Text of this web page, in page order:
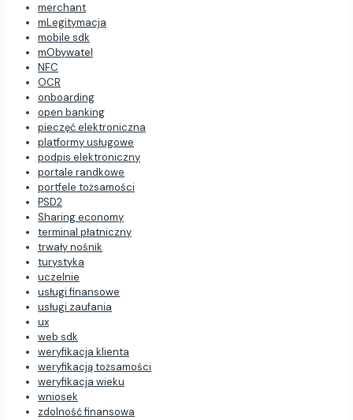
merchant
mLegitymacja
mobile sdk
mObywatel
NFC
OCR
onboarding
open banking
pieczęć elektroniczna
platformy usługowe
podpis elektroniczny
portale randkowe
portfele tożsamości
PSD2
Sharing economy
terminal płatniczny
trwały nośnik
turystyka
uczelnie
usługi finansowe
usługi zaufania
ux
web sdk
weryfikacja klienta
weryfikacją tożsamości
weryfikacja wieku
wniosek
zdolność finansowa